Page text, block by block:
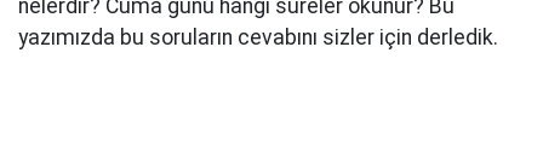
nelerdir? Cuma günü hangi sureler okunur? Bu
yazımızda bu soruların cevabını sizler için derledik.